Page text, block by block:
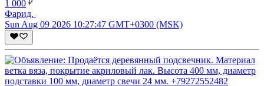
1 000
Фарид.
Sun Aug 09 2026 10:27:47 GMT+0300 (MSK)